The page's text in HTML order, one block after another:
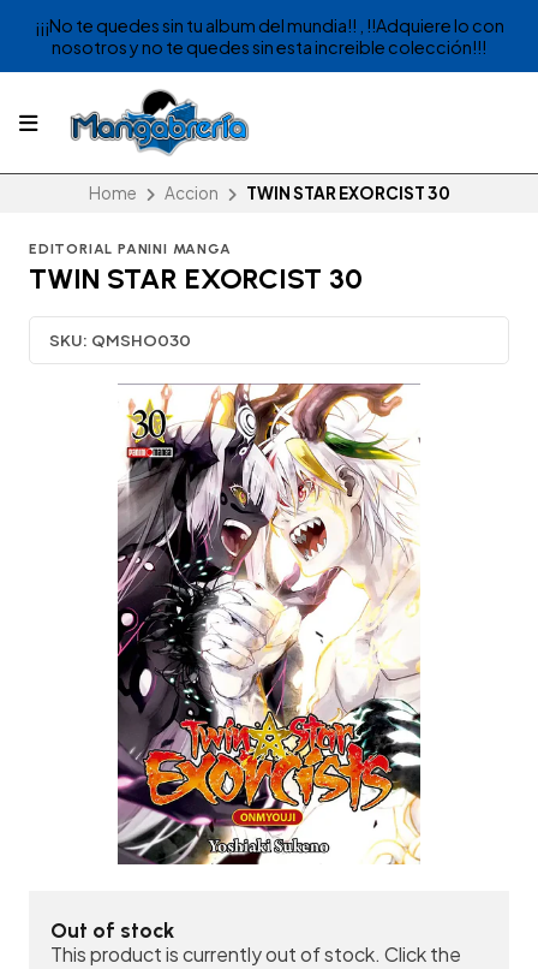
¡¡¡No te quedes sin tu album del mundia!! , !!Adquiere lo con
nosotros y no te quedes sin esta increible colección!!!
Home Accion TWIN STAR EXORCIST 30
EDITORIAL PANINI MANGA
TWIN STAR EXORCIST 30
SKU: QMSHO030
Out of stock
This product is currently out of stock. Click the